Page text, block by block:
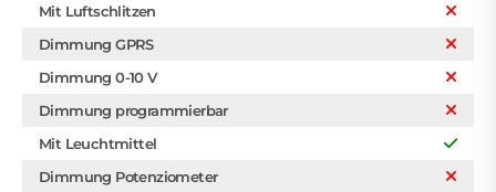
Mit Luftschlitzen
Dimmung GPRS
Dimmung 0-10 V
Dimmung programmierbar
Mit Leuchtmittel
Dimmung Potenziometer